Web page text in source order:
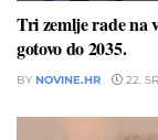
Tri zemlje rade na
gotovo do 2035.
BY NOVINE.HR 22.